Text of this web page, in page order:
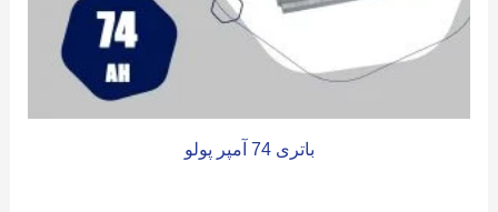
باتری 74 آمپر پولو